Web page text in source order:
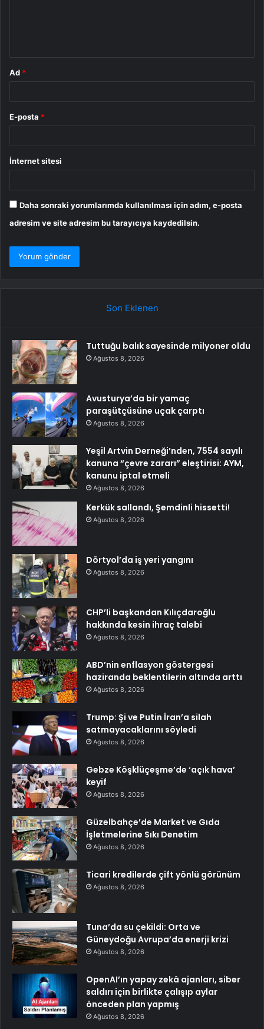
Ad *
E-posta *
İnternet sitesi
Daha sonraki yorumlarımda kullanılması için adım, e-posta
adresim ve site adresim bu tarayıcıya kaydedilsin.
Son Eklenen
Tuttuğu balık sayesinde milyoner oldu
Ağustos 8, 2026
Avusturya’da bir yamaç
paraşütçüsüne uçak çarptı
Ağustos 8, 2026
Yeşil Artvin Derneği’nden, 7554 sayılı
kanuna “çevre zararı” eleştirisi: AYM,
kanunu iptal etmeli
Ağustos 8, 2026
Kerkük sallandı, Şemdinli hissetti!
Ağustos 8, 2026
Dörtyol’da iş yeri yangını
Ağustos 8, 2026
CHP’li başkandan Kılıçdaroğlu
hakkında kesin ihraç talebi
Ağustos 8, 2026
ABD’nin enflasyon göstergesi
haziranda beklentilerin altında arttı
Ağustos 8, 2026
Trump: Şi ve Putin İran’a silah
satmayacaklarını söyledi
Ağustos 8, 2026
Gebze Köşklüçeşme’de ‘açık hava’
keyif
Ağustos 8, 2026
Güzelbahçe’de Market ve Gıda
İşletmelerine Sıkı Denetim
Ağustos 8, 2026
Ticari kredilerde çift yönlü görünüm
Ağustos 8, 2026
Tuna’da su çekildi: Orta ve
Güneydoğu Avrupa’da enerji krizi
Ağustos 8, 2026
OpenAI’ın yapay zekâ ajanları, siber
saldırı için birlikte çalışıp aylar
önceden plan yapmış
Ağustos 8, 2026